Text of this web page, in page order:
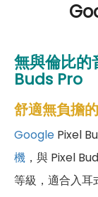
無與倫比的
Buds Pro
舒適無負擔
Google Pixel
機 ，與 Pixel
等級，適合入耳